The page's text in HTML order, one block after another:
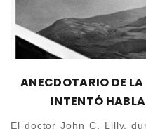
ANECDOTARIO DE
INTENTÓ
El doctor John C. Lilly,